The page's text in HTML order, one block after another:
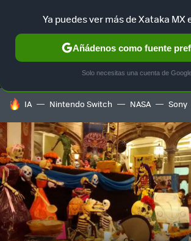
MENÚ
GAMING HOME AUTO
HOY SE HABLA DE
IA Nintendo Switch NASA Sony
Ya puedes ver más de Xataka MX
Añádenos como fuente
Solo necesitas una cuenta de